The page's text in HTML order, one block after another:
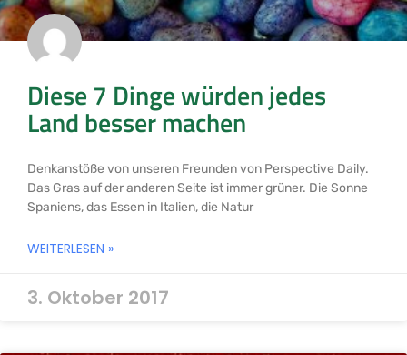
Diese 7 Dinge würden jedes
Land besser machen
Denkanstöße von unseren Freunden von Perspective Daily.
Das Gras auf der anderen Seite ist immer grüner. Die Sonne
Spaniens, das Essen in Italien, die Natur
WEITERLESEN »
3. Oktober 2017